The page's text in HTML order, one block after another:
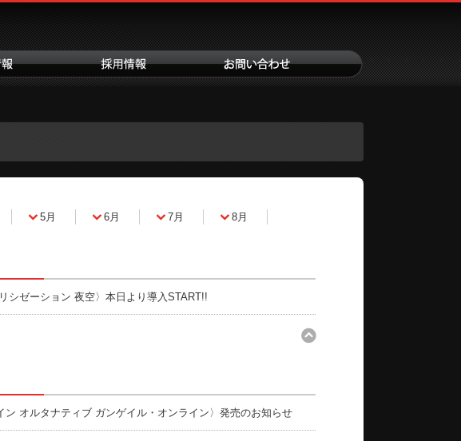
5月 6月 7月 8月
シゼーション 夜空〉本日より導入START!!
ン オルタナティブ ガンゲイル・オンライン〉発売のお知らせ